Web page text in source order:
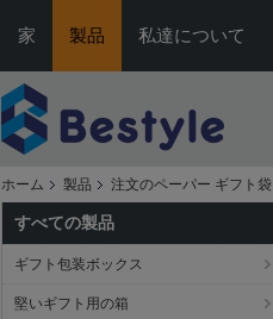
家 製品 私達について
ホーム 製品 注文のペーパー ギフト袋
すべての製品
ギフト包装ボックス
堅いギフト用の箱